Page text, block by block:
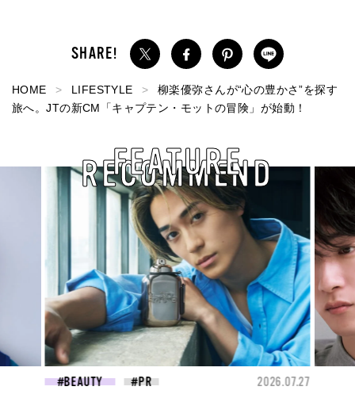
HOME LIFESTYLE
柳楽優弥さんが“心の豊かさ”を探す
旅へ。JTの新CM「キャプテン・モットの冒険」が始動！
RECOMMEND
FEATURE
FASHION 2026.07.09